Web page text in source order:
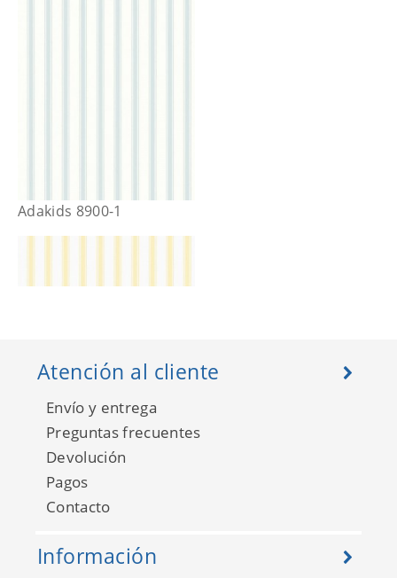
Adakids 8900-1
Adakids 8900-2
Atención al cliente
Envío y entrega
Preguntas frecuentes
Devolución
Pagos
Contacto
Información